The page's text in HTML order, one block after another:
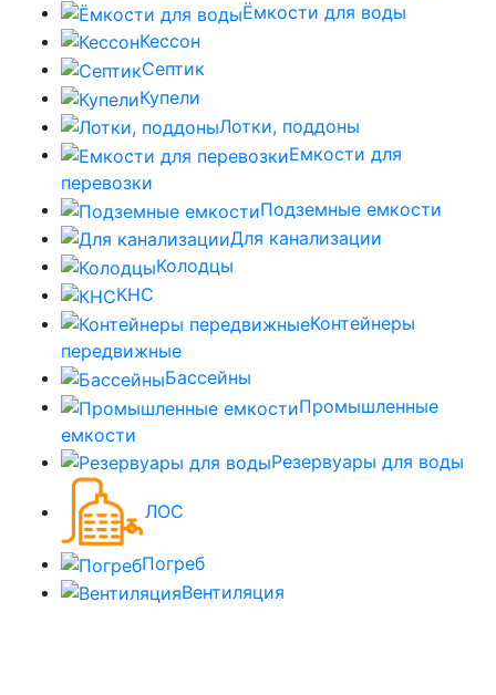
Ёмкости для воды
Кессон
Септик
Купели
Лотки, поддоны
Емкости для
перевозки
Подземные емкости
Для канализации
Колодцы
КНС
Контейнеры
передвижные
Бассейны
Промышленные
емкости
Резервуары для воды
ЛОС
Погреб
Вентиляция